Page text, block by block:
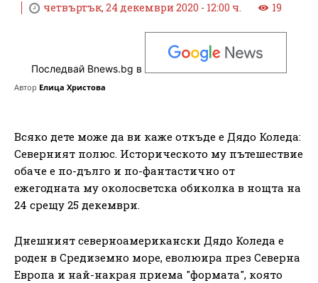
четвъртък, 24 декември 2020 - 12:00 ч. 19
Последвай Bnews.bg в
Автор Елица Христова
Всяко дете може да ви каже откъде е Дядо Коледа:
Северният полюс. Историческото му пътешествие
обаче е по-дълго и по-фантастично от
ежегодната му околосветска обиколка в нощта на
24 срещу 25 декември.
Днешният северноамерикански Дядо Коледа е
роден в Средиземно море, еволюира през Северна
Европа и най-накрая приема "формата", която